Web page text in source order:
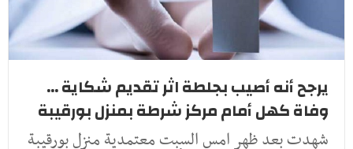
يرجح أنه أصيب بجلطة اثر تقديم شكاية ...
وفاة كهل أمام مركز شرطة بمنزل بورقيبة
شهدت بعد ظهر امس السبت معتمدية منزل بورقيبة